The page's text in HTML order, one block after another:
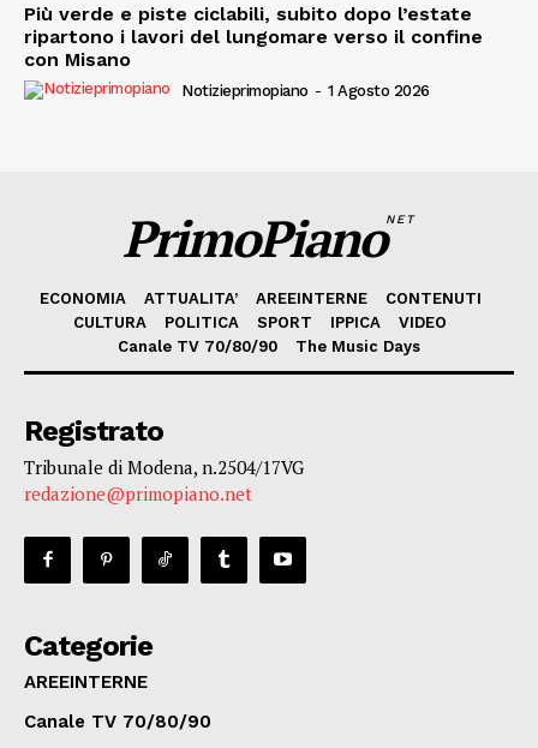
Più verde e piste ciclabili, subito dopo l’estate
ripartono i lavori del lungomare verso il confine
con Misano
Notizieprimopiano - 1 Agosto 2026
PrimoPianoNET
ECONOMIA ATTUALITA’ AREEINTERNE
CONTENUTI
CULTURA
POLITICA SPORT IPPICA
VIDEO
Canale TV 70/80/90
The Music Days
Registrato
Tribunale di Modena, n.2504/17VG
redazione@primopiano.net
Categorie
AREEINTERNE
Canale TV 70/80/90